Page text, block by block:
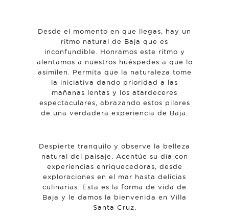
Desde el momento en que llegas, hay un
ritmo natural de Baja que es
inconfundible. Honramos este ritmo y
alentamos a nuestros huéspedes a que lo
asimilen. Permita que la naturaleza tome
la iniciativa dando prioridad a las
mañanas lentas y los atardeceres
espectaculares, abrazando estos pilares
de una verdadera experiencia de Baja.
Despierte tranquilo y observe la belleza
natural del paisaje. Acentúe su día con
experiencias enriquecedoras, desde
exploraciones en el mar hasta delicias
culinarias. Esta es la forma de vida de
Baja y le damos la bienvenida en Villa
Santa Cruz.